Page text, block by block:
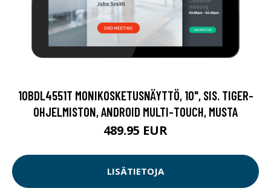
10BDL4551T MONIKOSKETUSNÄYTTÖ, 10", SIS. TIGER-
OHJELMISTON, ANDROID MULTI-TOUCH, MUSTA
489.95 EUR
LISÄTIETOJA